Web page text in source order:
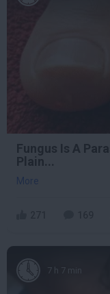
Fungus Is A
Plain...
More
7 h 7 min